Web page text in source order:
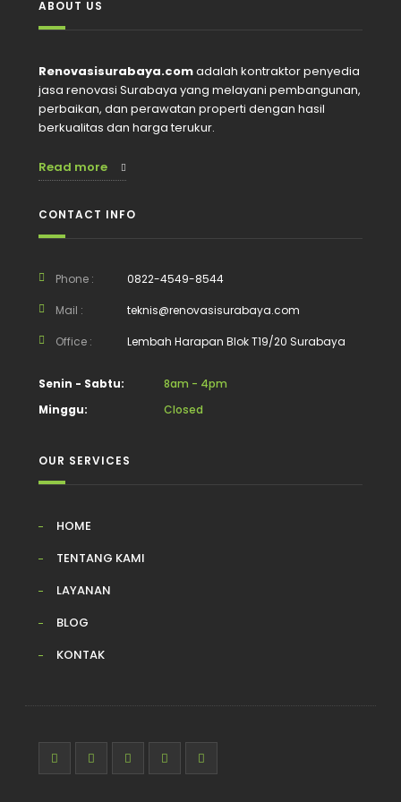
ABOUT US
Renovasisurabaya.comadalah kontraktor penyedia
jasa renovasi Surabaya yang melayani pembangunan,
perbaikan, dan perawatan properti dengan hasil
berkualitas dan harga terukur.
Read more
CONTACT INFO
Phone : 0822-4549-8544
Mail : teknis@renovasisurabaya.com
Office : Lembah Harapan Blok T19/20 Surabaya
Senin - Sabtu:
8am - 4pm
Minggu:
Closed
OUR SERVICES
HOME
TENTANG KAMI
LAYANAN
BLOG
KONTAK